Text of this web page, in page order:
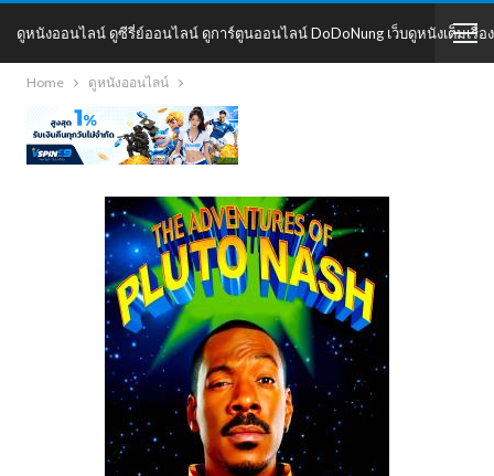
ดูหนังออนไลน์ ดูซีรี่ย์ออนไลน์ ดูการ์ตูนออนไลน์ DoDoNung เว็บดูหนังเต็มเรื่อง
DoDoNung
Home ดูหนังออนไลน์